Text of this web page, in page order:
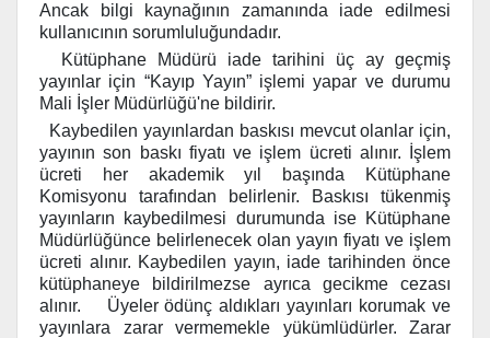
Ancak bilgi kaynağının zamanında iade edilmesi
kullanıcının sorumluluğundadır.
Kütüphane Müdürü iade tarihini üç ay geçmiş
yayınlar için “Kayıp Yayın” işlemi yapar ve durumu
Mali İşler Müdürlüğü'ne bildirir.
Kaybedilen yayınlardan baskısı mevcut olanlar için,
yayının son baskı fiyatı ve işlem ücreti alınır. İşlem
ücreti her akademik yıl başında Kütüphane
Komisyonu tarafından belirlenir. Baskısı tükenmiş
yayınların kaybedilmesi durumunda ise Kütüphane
Müdürlüğünce belirlenecek olan yayın fiyatı ve işlem
ücreti alınır. Kaybedilen yayın, iade tarihinden önce
kütüphaneye bildirilmezse ayrıca gecikme cezası
alınır. Üyeler ödünç aldıkları yayınları korumak ve
yayınlara zarar vermemekle yükümlüdürler. Zarar